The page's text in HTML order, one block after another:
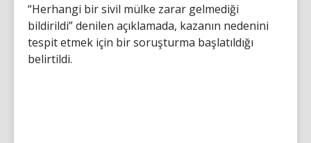
“Herhangi bir sivil mülke zarar gelmediği
bildirildi” denilen açıklamada, kazanın nedenini
tespit etmek için bir soruşturma başlatıldığı
belirtildi.